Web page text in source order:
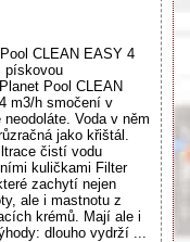
CLEAN EASY 4
pískovou
Pool CLEAN
m3/h smočení v
neodoláte. Voda v něm
jako křištál.
čistí vodu
kuličkami Filter
zachytí nejen
ale i mastnotu z
krémů. Mají ale i
dlouho vydrží ...